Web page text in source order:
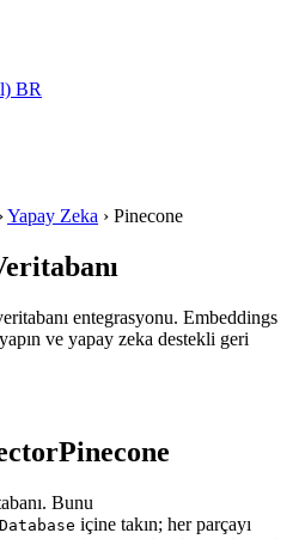
BR
›Yapay Zeka › Pinecone
entegrasyonu. Embeddings
ve yapay zeka destekli geri
Bunu
içine takın; her parçayı